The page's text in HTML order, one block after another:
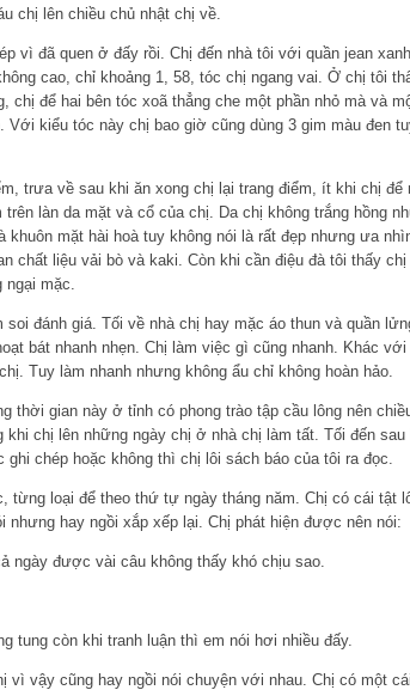
chị lên chiều chủ nhật chị về.
vì đã quen ở đấy rồi. Chị đến nhà tôi với quần jean
cao, chỉ khoảng 1, 58, tóc chị ngang vai. Ở chị tôi
chị để hai bên tóc xoã thẳng che một phần nhỏ mà và
kiểu tóc này chị bao giờ cũng dùng 3 gim màu đen
trưa về sau khi ăn xong chị lại trang điểm, ít khi chị để
làn da mặt và cổ của chị. Da chị không trắng hồng
mặt hài hoà tuy không nói là rất đẹp nhưng ưa
chất liệu vải bò và kaki. Còn khi cần điệu đà tôi thấy
ngại mặc.
đánh giá. Tối về nhà chị hay mặc áo thun và quần
bát nhanh nhẹn. Chị làm việc gì cũng nhanh. Khác với
Tuy làm nhanh nhưng không ẩu chỉ không hoàn hảo.
thời gian này ở tỉnh có phong trào tập cầu lông nên
chị lên những ngày chị ở nhà chị làm tất. Tối đến sau
chép hoặc không thì chị lôi sách báo của tôi ra đọc.
từng loại để theo thứ tự ngày tháng năm. Chị có cái tật
nhưng hay ngồi xắp xếp lại. Chị phát hiện được nên nói:
ngày được vài câu không thấy khó chịu sao.
tung còn khi tranh luận thì em nói hơi nhiều đấy.
vì vậy cũng hay ngồi nói chuyện với nhau. Chị có một